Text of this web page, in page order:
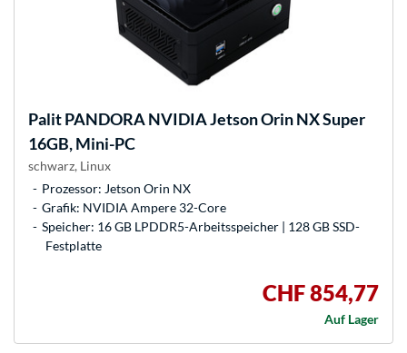
PalitPANDORA NVIDIA Jetson Orin NX Super
16GB, Mini-PC
schwarz, Linux
Prozessor: Jetson Orin NX
Grafik: NVIDIA Ampere 32-Core
Speicher: 16 GB LPDDR5-Arbeitsspeicher | 128 GB SSD-
Festplatte
CHF 854,77
Auf Lager